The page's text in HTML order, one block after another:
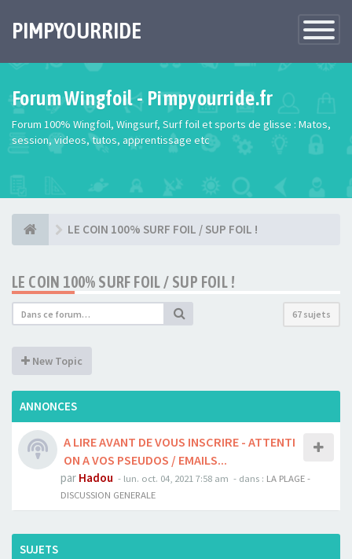
Toggle
PIMPYOURRIDE
Forum Wingfoil - Pimpyourride.fr
Forum 100% Wingfoil, Wingsurf, Surf foil et sports de glisse : Matos,
session, videos, tutos, apprentissage etc
LE COIN 100% SURF FOIL / SUP FOIL !
LE COIN 100% SURF FOIL / SUP FOIL !
67 sujets
New Topic
ANNONCES
A LIRE AVANT DE VOUS INSCRIRE - ATTENTI
ON A VOS PSEUDOS / EMAILS...
par Hadou - lun. oct. 04, 2021 7:58 am - dans : LA PLAGE -
DISCUSSION GENERALE
SUJETS